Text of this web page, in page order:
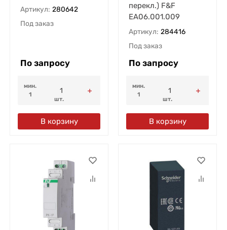
Артикул: 280642
Под заказ
По запросу
мин.
1
шт.
В корзину
перекл.) F&F
EA06.001.009
Артикул: 284416
Под заказ
По запросу
мин.
1
шт.
В корзину